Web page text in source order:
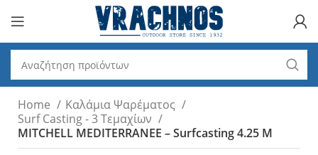
Home
Καλάμια Ψαρέματος
Surf Casting - 3 Tεμαχίων
MITCHELL MEDITERRANEE – Surfcasting 4.25 M